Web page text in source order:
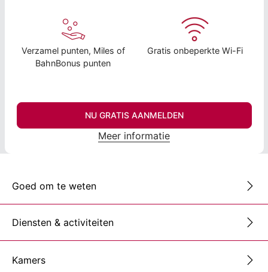
Verzamel punten, Miles of
BahnBonus punten
Gratis onbeperkte Wi-Fi
NU GRATIS AANMELDEN
Meer informatie
Goed om te weten
Diensten & activiteiten
Kamers